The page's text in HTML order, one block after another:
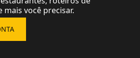
mais você precisar.